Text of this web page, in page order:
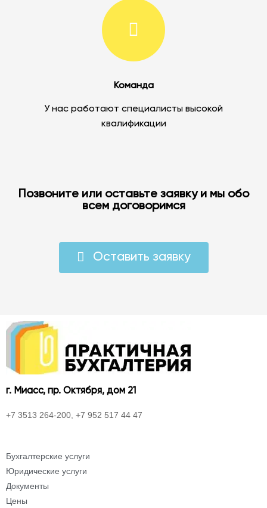
Команда
У нас работают специалисты высокой
квалификации
Позвоните или оставьте заявку и мы обо
всем договоримся
Оставить заявку
г. Миасс, пр. Октября, дом 21
+7 3513 264-200, +7 952 517 44 47
Бухгалтерские услуги
Юридические услуги
Документы
Цены